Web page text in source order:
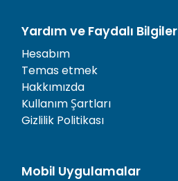
Yardım ve Faydalı Bilgiler
Hesabım
Temas etmek
Hakkımızda
Kullanım Şartları
Gizlilik Politikası
Mobil Uygulamalar